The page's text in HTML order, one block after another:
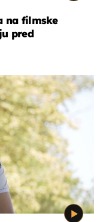
na filmske
pred